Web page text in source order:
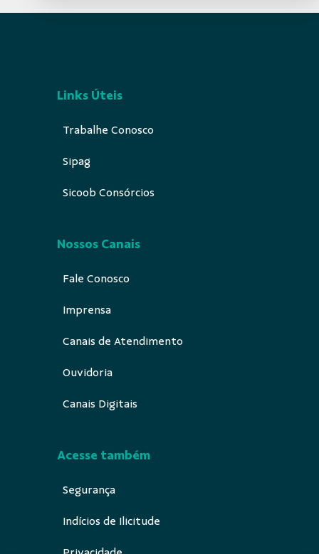
Links Úteis
Trabalhe Conosco
Sipag
Sicoob Consórcios
Nossos Canais
Fale Conosco
Imprensa
Canais de Atendimento
Ouvidoria
Canais Digitais
Acesse também
Segurança
Indícios de Ilicitude